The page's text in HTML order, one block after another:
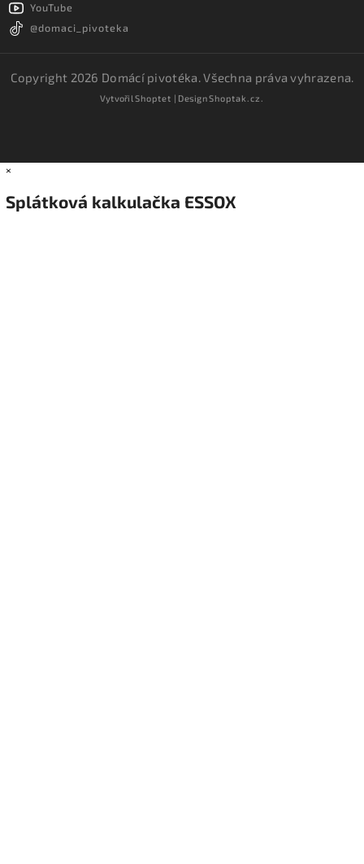
YouTube
@domaci_pivoteka
Copyright 2026 Domácí pivotéka. Všechna práva vyhrazena.
VytvořilShoptet | DesignShoptak.cz.
×
Splátková kalkulačka ESSOX